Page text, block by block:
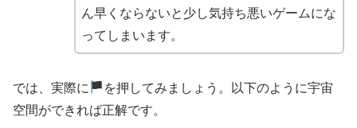
ん早くならないと少し気持ち悪いゲームにな
ってしまいます。
では、実際に
を押してみましょう。以下のように宇宙
空間ができれば正解です。